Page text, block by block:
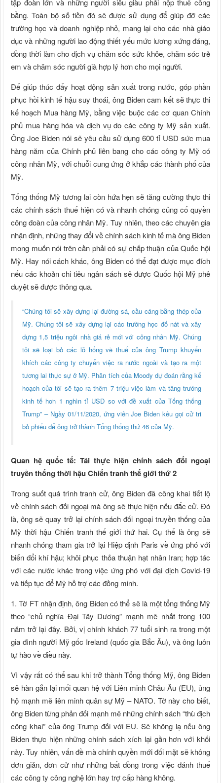
tập đoàn lớn và những người siêu giàu phải nộp thuế công
bằng. Toàn bộ số tiền đó sẽ được sử dụng để giúp đỡ các
trường học và doanh nghiệp nhỏ, mang lại cho các nhà giáo
dục và những người lao động thiết yếu mức lương xứng đáng,
đồng thời làm cho dịch vụ chăm sóc sức khỏe, chăm sóc trẻ
em và chăm sóc người già hợp lý hơn cho mọi người.
Để giúp thúc đẩy hoạt động sản xuất trong nước, góp phần
phục hồi kinh tế hậu suy thoái, ông Biden cam kết sẽ thực thi
kế hoạch Mua hàng Mỹ, bằng việc buộc các cơ quan Chính
phủ mua hàng hóa và dịch vụ do các công ty Mỹ sản xuất.
Ông Joe Biden nói sẽ yêu cầu sử dụng 600 tỉ USD sức mua
hàng năm của Chính phủ liên bang cho các công ty Mỹ có
công nhân Mỹ, với chuỗi cung ứng ở khắp các thành phố của
Mỹ.
Tổng thống Mỹ tương lai còn hứa hẹn sẽ tăng cường thực thi
các chính sách thuế hiện có và nhanh chóng củng cố quyền
công đoàn của công nhân Mỹ. Tuy nhiên, theo các chuyên gia
nhận định, những thay đổi về chính sách kinh tế mà ông Biden
mong muốn nói trên cần phải có sự chấp thuận của Quốc hội
Mỹ. Hay nói cách khác, ông Biden có thể đạt được mục đích
nếu các khoản chi tiêu ngân sách sẽ được Quốc hội Mỹ phê
duyệt sẽ được thông qua.
“Chúng tôi sẽ xây dựng lại đường sá, cầu cảng bằng thép của
Mỹ. Chúng tôi sẽ xây dựng lại các trường học đổ nát và xây
dựng 1,5 triệu ngôi nhà giá rẻ mới với công nhân Mỹ. Chúng
tôi sẽ loại bỏ các lỗ hổng về thuế của ông Trump khuyến
khích các công ty chuyển việc ra nước ngoài và tạo ra một
tương lai thực sự ở Mỹ. Phân tích của Moody dự đoán rằng kế
hoạch của tôi sẽ tạo ra thêm 7 triệu việc làm và tăng trưởng
kinh tế hơn 1 nghìn tỉ USD so với đề xuất của Tổng thống
Trump” – Ngày 01/11/2020, ứng viên Joe Biden kêu gọi cử tri
bỏ phiếu để ông trở thành Tổng thống thứ 46 của Mỹ.
Quan hệ quốc tế: Tái thực hiện chính sách đối ngoại
truyền thống thời hậu Chiến tranh thế giới thứ 2
Trong suốt quá trình tranh cử, ông Biden đã công khai tiết lộ
về chính sách đối ngoại mà ông sẽ thực hiện nếu đắc cử. Đó
là, ông sẽ quay trở lại chính sách đối ngoại truyền thống của
Mỹ thời hậu Chiến tranh thế giới thứ hai. Cụ thể là ông sẽ
nhanh chóng tham gia trở lại Hiệp định Paris về ứng phó với
biến đổi khí hậu; khôi phục thỏa thuận hạt nhân Iran; hợp tác
với các nước khác trong việc ứng phó với đại dịch Covid-19
và tiếp tục để Mỹ hỗ trợ các đồng minh.
1. Tờ FT nhận định, ông Biden có thể sẽ là một tổng thống Mỹ
theo “chủ nghĩa Đại Tây Dương” mạnh mẽ nhất trong 100
năm trở lại đây. Bởi, vị chính khách 77 tuổi sinh ra trong một
gia đình người Mỹ gốc Ireland (quốc gia Bắc Âu), và ông luôn
tự hào về điều này.
Vì vậy rất có thể sau khi trở thành Tổng thống Mỹ, ông Biden
sẽ hàn gắn lại mối quan hệ với Liên minh Châu Âu (EU), ủng
hộ mạnh mẽ liên minh quân sự Mỹ – NATO. Tờ này cho biết,
ông Biden từng phản đối mạnh mẽ những chính sách “thù địch
công khai” của ông Trump đối với EU. Sẽ không lạ nếu ông
Biden thực hiện những chính sách xích lại gần hơn với khối
này. Tuy nhiên, vấn đề mà chính quyền mới đối mặt sẽ không
đơn giản, đơn cử như những bất đồng trong việc đánh thuế
các công ty công nghệ lớn hay trợ cấp hàng không.